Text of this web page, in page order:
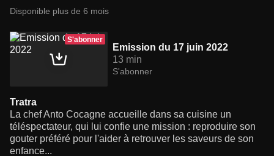
Disponible plus de 6 mois
S'abonner
Emission du 17 juin 2022
13 min
S'abonner
Tratra
La chef Anto Cocagne accueille dans sa cuisine un
téléspectateur, qui lui confie une mission : reproduire son
gouter préféré pour l'aider à retrouver les saveurs de son
enfance...